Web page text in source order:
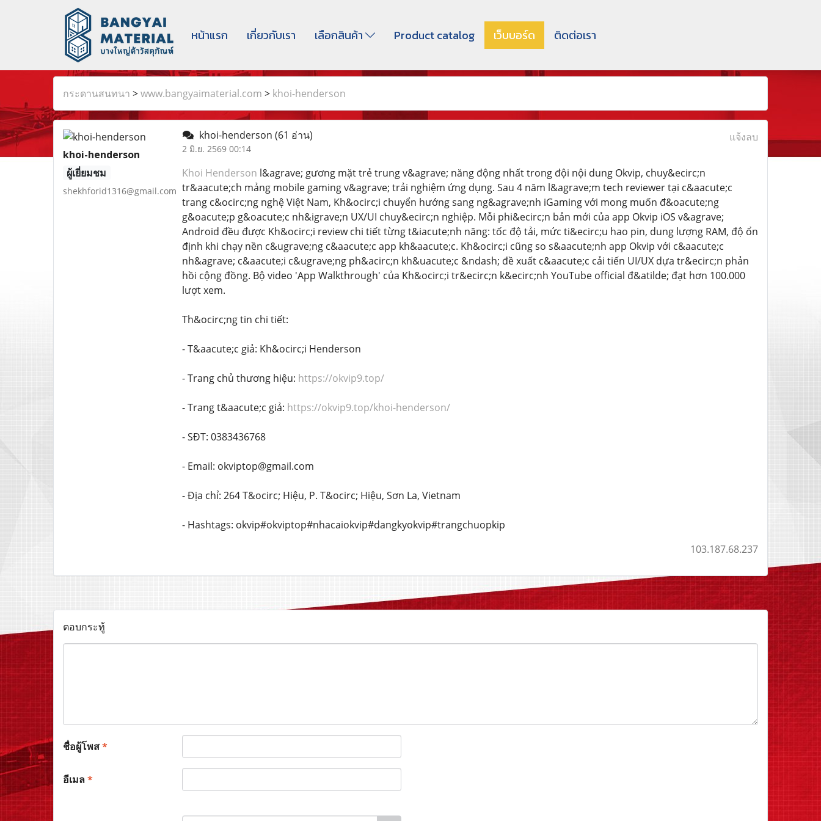
หน้าแรก เกี่ยวกับเรา เลือกสินค้า Product catalog เว็บบอร์ด ติดต่อเรา
กระดานสนทนา >www.bangyaimaterial.com > khoi-henderson
khoi-henderson
ผู้เยี่ยมชม
shekhforid1316@gmail.com
khoi-henderson (61 อ่าน)
2 มิ.ย. 2569 00:14
แจ้งลบ
Khoi Henderson l&agrave; gương mặt trẻ trung v&agrave; năng động nhất trong đội nội dung Okvip, chuy&ecirc;n
tr&aacute;ch mảng mobile gaming v&agrave; trải nghiệm ứng dụng. Sau 4 năm l&agrave;m tech reviewer tại c&aacute;c
trang c&ocirc;ng nghệ Việt Nam, Kh&ocirc;i chuyển hướng sang ng&agrave;nh iGaming với mong muốn đ&oacute;ng
g&oacute;p g&oacute;c nh&igrave;n UX/UI chuy&ecirc;n nghiệp. Mỗi phi&ecirc;n bản mới của app Okvip iOS v&agrave;
Android đều được Kh&ocirc;i review chi tiết từng t&iacute;nh năng: tốc độ tải, mức ti&ecirc;u hao pin, dung lượng RAM, độ ổn
định khi chạy nền c&ugrave;ng c&aacute;c app kh&aacute;c. Kh&ocirc;i cũng so s&aacute;nh app Okvip với c&aacute;c
nh&agrave; c&aacute;i c&ugrave;ng ph&acirc;n kh&uacute;c &ndash; đề xuất c&aacute;c cải tiến UI/UX dựa tr&ecirc;n phản
hồi cộng đồng. Bộ video 'App Walkthrough' của Kh&ocirc;i tr&ecirc;n k&ecirc;nh YouTube official đ&atilde; đạt hơn 100.000
lượt xem.
Th&ocirc;ng tin chi tiết:
- T&aacute;c giả: Kh&ocirc;i Henderson
- Trang chủ thương hiệu: https://okvip9.top/
- Trang t&aacute;c giả: https://okvip9.top/khoi-henderson/
- SĐT: 0383436768
- Email: okviptop@gmail.com
- Địa chỉ: 264 T&ocirc; Hiệu, P. T&ocirc; Hiệu, Sơn La, Vietnam
- Hashtags: okvip#okviptop#nhacaiokvip#dangkyokvip#trangchuopkip
103.187.68.237
ตอบกระทู้
ชื่อผู้โพส*
อีเมล*